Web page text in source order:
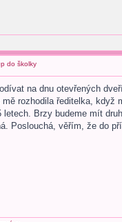
do školky
na dnu otevřených
mě rozhodila ředitelka,
Brzy budeme mít
Poslouchá, věřím, že do